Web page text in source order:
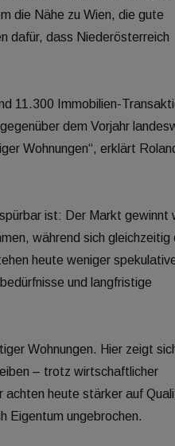
die Nähe zu Wien, die gute
dafür, dass Niederösterreich
11.300 Immobilien-
dem Vorjahr
Wohnungen“, erklärt
ist: Der Markt gewinnt
während sich gleichzeitig
heute weniger
und langfristige
Wohnungen. Hier zeigt
– trotz wirtschaftlicher
achten heute stärker auf
Eigentum ungebrochen.